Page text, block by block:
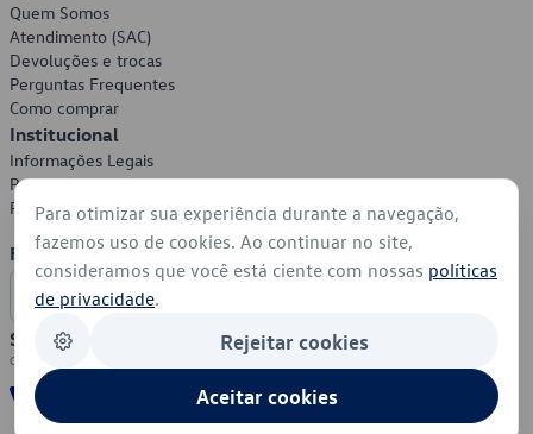
Quem Somos
Atendimento (SAC)
Devoluções e trocas
Perguntas Frequentes
Como comprar
Institucional
Informações Legais
Política de Privacidade
Política de Cookies
Formas de Pagamento
Segurança
Para otimizar sua experiência durante a navegação,
fazemos uso de cookies. Ao continuar no site,
consideramos que você está ciente com nossas políticas
de privacidade.
Rejeitar cookies
Aceitar cookies